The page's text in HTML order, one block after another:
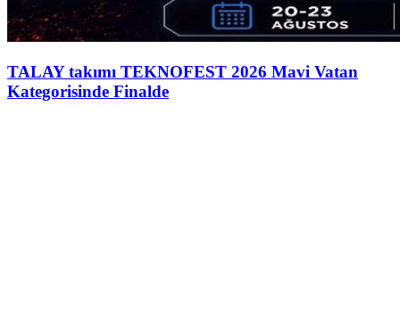
TALAY takımı TEKNOFEST 2026 Mavi Vatan
Kategorisinde Finalde